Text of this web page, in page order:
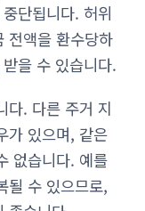
단됩니다. 허위
전액을 환수당하
을 수 있습니다.
다. 다른 주거 지
가 있으며, 같은
없습니다. 예를
될 수 있으므로,